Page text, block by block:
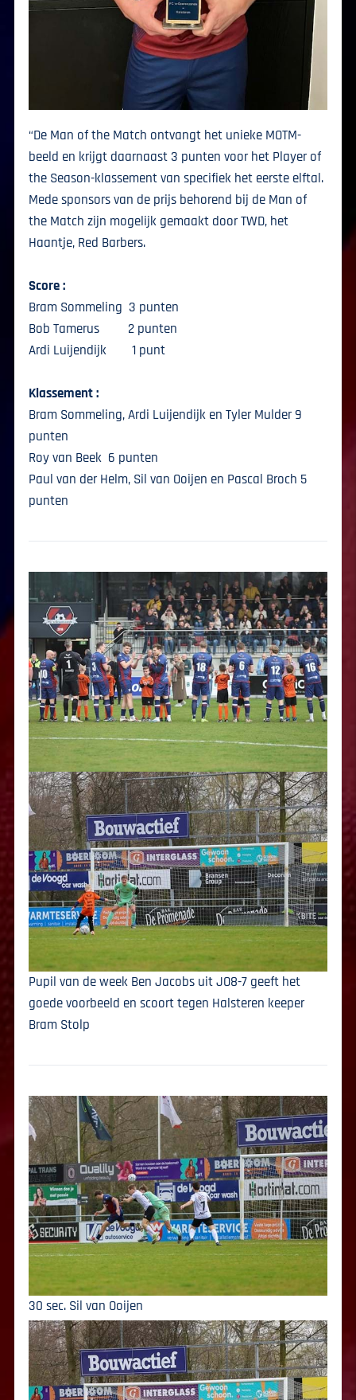
“De Man of the Match ontvangt het unieke MOTM-
beeld en krijgt daarnaast 3 punten voor het Player of
the Season-klassement van specifiek het eerste elftal.
Mede sponsors van de prijs behorend bij de Man of
the Match zijn mogelijk gemaakt door TWD, het
Haantje, Red Barbers.
Score :
Bram Sommeling 3 punten
Bob Tamerus 2 punten
Ardi Luijendijk 1 punt
Klassement :
Bram Sommeling, Ardi Luijendijk en Tyler Mulder 9
punten
Roy van Beek 6 punten
Paul van der Helm, Sil van Ooijen en Pascal Broch 5
punten
Pupil van de week Ben Jacobs uit JO8-7 geeft het
goede voorbeeld en scoort tegen Halsteren keeper
Bram Stolp
30 sec. Sil van Ooijen